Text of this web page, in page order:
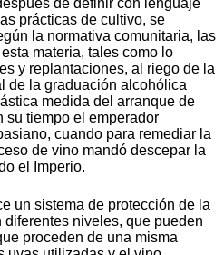
de definir con lenguaje
prácticas de cultivo, se
la normativa comunitaria, las
materia, tales como lo
y replantaciones, al riego de la
de la graduación alcohólica
medida del arranque de
su tiempo el emperador
cuando para remediar la
de vino mandó descepar la
el Imperio.
un sistema de protección de la
niveles, que pueden
proceden de una misma